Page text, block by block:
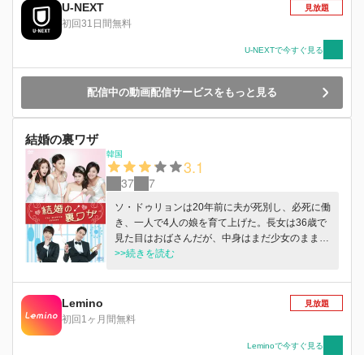
U-NEXT
初回31日間無料
見放題
U-NEXTで今すぐ見る
配信中の動画配信サービスをもっと見る
結婚の裏ワザ
韓国
3.1
37 7
ソ・ドゥリョンは20年前に夫が死別し、必死に働
き、一人で4人の娘を育て上げた。長女は36歳で
見た目はおばさんだが、中身はまだ少女のまま。
次女は職場では闘鶏と呼ばれ、気象も荒く、結婚
ったヤンキー留学生とディープキスしているし、
しっかり者だと思っていた四女は予備校に3か月
も通っていないということが発覚。家庭を顧みず
ここにきてやっと母親として娘と向き合おうと決
>>続きを読む
Lemino
初回1ヶ月間無料
見放題
Leminoで今すぐ見る